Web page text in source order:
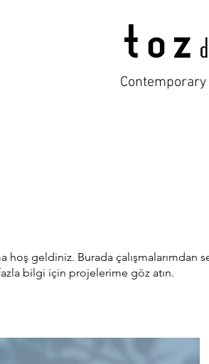
hoş geldiniz. Burada çalışmalarımdan
bilgi için projelerime göz atın.